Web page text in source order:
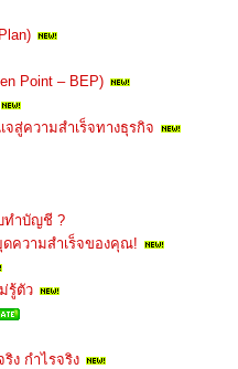
Point – BEP)
สู่ความสำเร็จทางธุรกิจ
ทำบัญชี ?
ความสำเร็จของคุณ!
รู้ตัว
ง กำไรจริง